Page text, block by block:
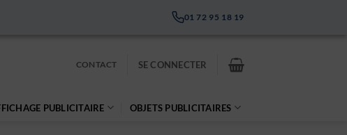
01 72 95 18 19
CONTACT SE CONNECTER
PUBLICITAIRE OBJETS PUBLICITAIRES